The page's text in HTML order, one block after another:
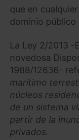
que en
dominio público
La Ley 2/2013 -
novedosa
1988/12636-
marítimo
núcleos
de un sistema
partir de la
privados.